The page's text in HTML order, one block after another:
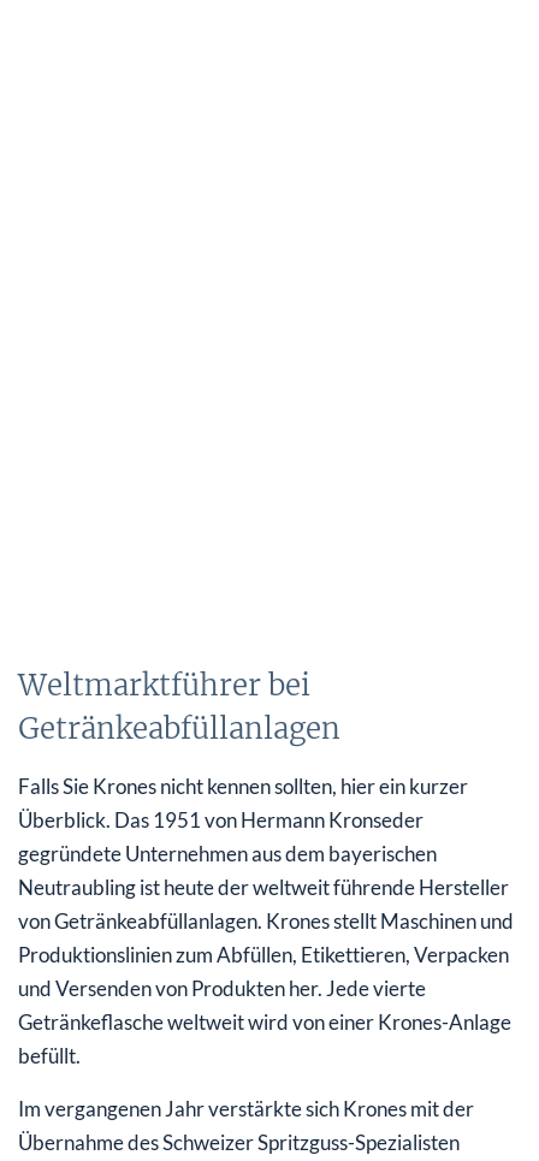
Weltmarktführer bei
Getränkeabfüllanlagen
Falls Sie Krones nicht kennen sollten, hier ein kurzer
Überblick. Das 1951 von Hermann Kronseder
gegründete Unternehmen aus dem bayerischen
Neutraubling ist heute der weltweit führende Hersteller
von Getränkeabfüllanlagen. Krones stellt Maschinen und
Produktionslinien zum Abfüllen, Etikettieren, Verpacken
und Versenden von Produkten her. Jede vierte
Getränkeflasche weltweit wird von einer Krones-Anlage
befüllt.
Im vergangenen Jahr verstärkte sich Krones mit der
Übernahme des Schweizer Spritzguss-Spezialisten